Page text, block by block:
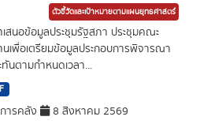
ตัวชี้วัดและเป้าหมายตามแผนยุทธศาสตร์
เสนอข้อมูลประชุมรัฐสภา ประชุมคณะ
นเพื่อเตรียมข้อมูลประกอบการพิจารณา
นตามกำหนดเวลา...
ารคลัง 8 สิงหาคม 2569